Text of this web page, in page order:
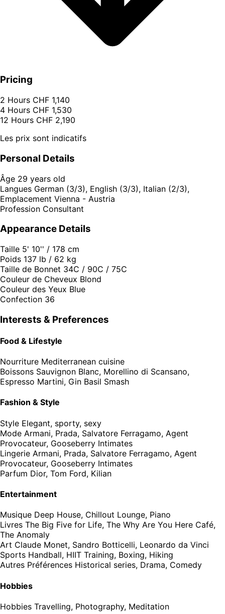
Pricing
2 Hours CHF 1,140
4 Hours CHF 1,530
12 Hours CHF 2,190
Les prix sont indicatifs
Personal Details
Âge 29 years old
Langues German (3/3), English (3/3), Italian (2/3),
Emplacement Vienna - Austria
Profession Consultant
Appearance Details
Taille 5' 10'' / 178 cm
Poids 137 lb / 62 kg
Taille de Bonnet 34C / 90C / 75C
Couleur de Cheveux Blond
Couleur des Yeux Blue
Confection 36
Interests & Preferences
Food & Lifestyle
Nourriture Mediterranean cuisine
Boissons Sauvignon Blanc, Morellino di Scansano,
Espresso Martini, Gin Basil Smash
Fashion & Style
Style Elegant, sporty, sexy
Mode Armani, Prada, Salvatore Ferragamo, Agent
Provocateur, Gooseberry Intimates
Lingerie Armani, Prada, Salvatore Ferragamo, Agent
Provocateur, Gooseberry Intimates
Parfum Dior, Tom Ford, Kilian
Entertainment
Musique Deep House, Chillout Lounge, Piano
Livres The Big Five for Life, The Why Are You Here Café,
The Anomaly
Art Claude Monet, Sandro Botticelli, Leonardo da Vinci
Sports Handball, HIIT Training, Boxing, Hiking
Autres Préférences Historical series, Drama, Comedy
Hobbies
Hobbies Travelling, Photography, Meditation